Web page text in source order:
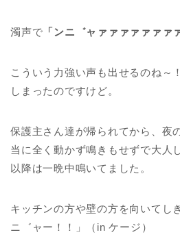
濁声で 「ンニ゛ャァァァァァァァ
こういう力強い声も出せるのね～
しまったのですけど。
保護主さん達が帰られてから、夜
当に全く動かず鳴きもせずで大人
以降は一晩中鳴いてました。
キッチンの方や壁の方を向いてし
ニ゛ャー！！」（in ケージ）